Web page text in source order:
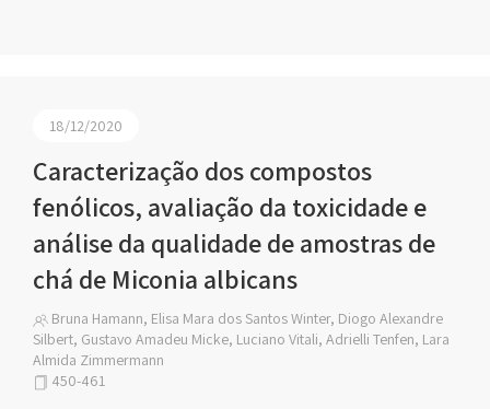
18/12/2020
Caracterização dos compostos
fenólicos, avaliação da toxicidade e
análise da qualidade de amostras de
chá de Miconia albicans
Bruna Hamann, Elisa Mara dos Santos Winter, Diogo Alexandre
Silbert, Gustavo Amadeu Micke, Luciano Vitali, Adrielli Tenfen, Lara
Almida Zimmermann
450-461